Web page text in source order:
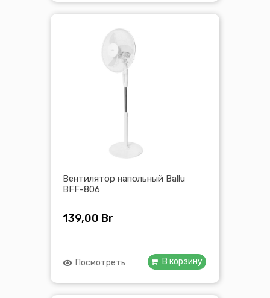
Вентилятор напольный Ballu
BFF-806
139,00 Br
Посмотреть В корзину